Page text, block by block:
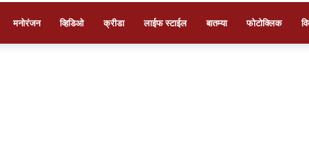
मनोरंजन व्हिडिओ क्रीडा लाईफ स्टाईल बातम्या फोटोक्लिक